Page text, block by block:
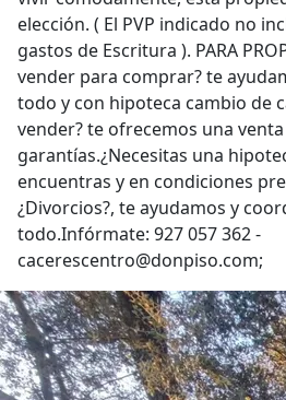
elección. ( El PVP indicado no
gastos de Escritura ). PARA
vender para comprar? te
todo y con hipoteca cambio de
vender? te ofrecemos una
garantías.¿Necesitas una
encuentras y en condiciones
¿Divorcios?, te ayudamos y
todo.Infórmate: 927 057 362 -
cacerescentro@donpiso.com;